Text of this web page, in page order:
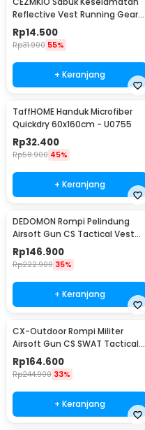
Reflective Vest Running Gear
High Visibility - B08
Rp14.500
Rp31.900 55%
+ Keranjang
TaffHOME Handuk Microfiber
Quickdry 60x160cm - U0755
Rp32.400
Rp58.900 45%
+ Keranjang
DEDOMON Rompi Pelindung
Airsoft Gun CS Tactical Vest
Combat 600D - G030102
Rp146.900
Rp222.900 35%
+ Keranjang
CX-Outdoor Rompi Militer
Airsoft Gun CS SWAT Tactical
Vest Size L - CX93
Rp164.600
Rp244.900 33%
+ Keranjang